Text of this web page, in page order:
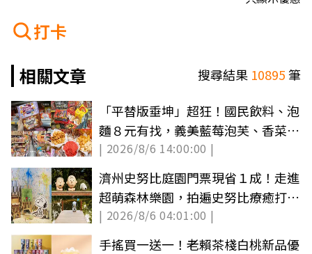
打卡
相關文章
搜尋結果 10895筆
「平替版垂坤」超狂！國民飲料、泡
麵８元有找，義美藍莓泡芙、香菜零
食必搶
| 2026/8/6 14:00:00 |
濟州史努比庭園門票現省１成！走進
超萌森林樂園，拍遍史努比療癒打卡
景點
| 2026/8/6 04:01:00 |
手搖買一送一！老賴茶棧白桃新品優